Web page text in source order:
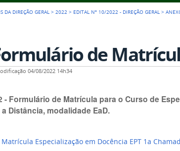
DA DIREÇÃO GERAL >2022 > EDITAL Nº 10/2022 - DIREÇÃO GERAL >
de
04/08/2022 14h34
- Formulário de Matrícula para o Curso de
Distância, modalidade EaD.
Matrícula Especialização em Docência EPT 1a